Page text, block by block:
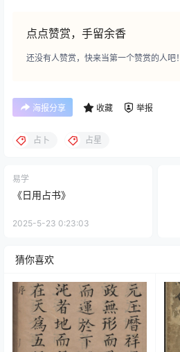
点点赞赏，手留余香
还没有人赞赏，快来当第一个赞赏的人吧！
海报分享 收藏 举报
占卜 占星
易学
《日用占书》
2025-5-23 0:23:03
猜你喜欢